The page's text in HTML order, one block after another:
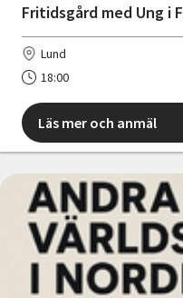
Fritidsgård med Ung i
Lund
18:00
Läs mer och anmäl